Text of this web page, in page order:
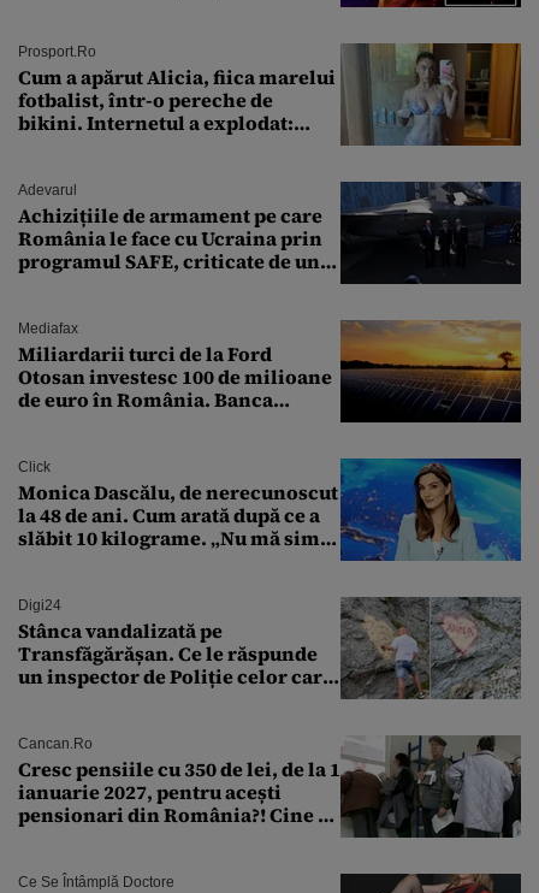
Prosport.ro
Cum a apărut Alicia, fiica marelui
fotbalist, într-o pereche de
bikini. Internetul a explodat:
Adevarul
Achizițiile de armament pe care
România le face cu Ucraina prin
programul SAFE, criticate de un
Mediafax
Miliardarii turci de la Ford
Otosan investesc 100 de milioane
de euro în România. Banca
Click
Monica Dascălu, de nerecunoscut
la 48 de ani. Cum arată după ce a
slăbit 10 kilograme. „Nu mă simt
Digi24
Stânca vandalizată pe
Transfăgărășan. Ce le răspunde
un inspector de Poliție celor care
Cancan.ro
Cresc pensiile cu 350 de lei, de la 1
ianuarie 2027, pentru acești
pensionari din România?! Cine se
Ce Se Întâmplă Doctore